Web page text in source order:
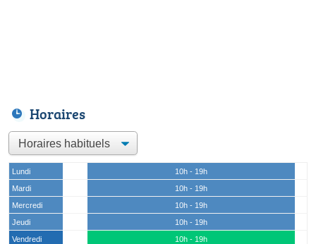
Horaires
Lundi
10h - 19h
Mardi
10h - 19h
Mercredi
10h - 19h
Jeudi
10h - 19h
Vendredi
10h - 19h